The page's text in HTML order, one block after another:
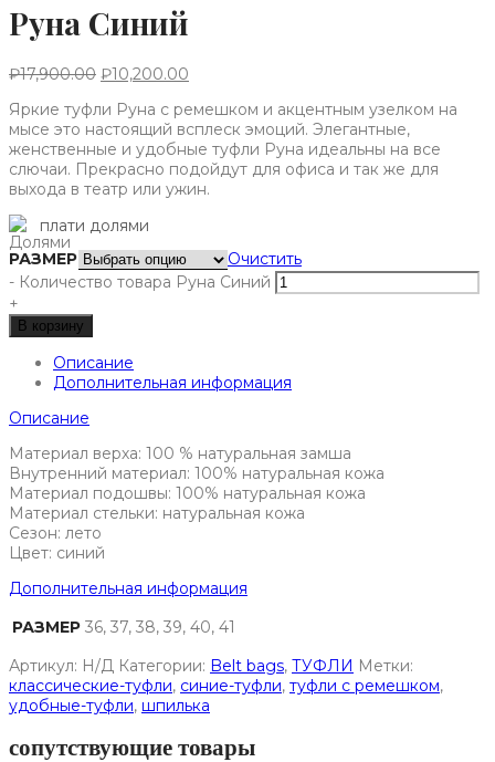
Руна Синий
₽17,900.00 ₽10,200.00
Яркие туфли Руна с ремешком и акцентным узелком на
мысе это настоящий всплеск эмоций. Элегантные,
женственные и удобные туфли Руна идеальны на все
слючаи. Прекрасно подойдут для офиса и так же для
выхода в театр или ужин.
плати долями
РАЗМЕР
Очистить
- Количество товара Руна Синий
+
В корзину
Описание
Дополнительная информация
Описание
Материал верха: 100 % натуральная замша
Внутренний материал: 100% натуральная кожа
Материал подошвы: 100% натуральная кожа
Материал стельки: натуральная кожа
Сезон: лето
Цвет: синий
Дополнительная информация
РАЗМЕР 36, 37, 38, 39, 40, 41
Артикул: Н/Д Категории: Belt bags, ТУФЛИ Метки:
классические-туфли, синие-туфли, туфли с ремешком,
удобные-туфли, шпилька
сопутствующие товары